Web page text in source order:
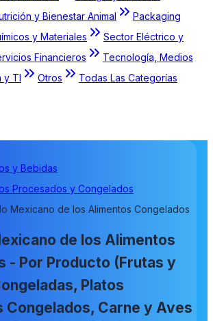
y Bienestar Animal
Packaging
y Materiales
Sector Eléctrico y
Financieros
Tecnología, Medios
y TI
Otros
Todas Las Categorías
y Bebidas
Procesados y Congelados
Mexicano de los Alimentos Congelados
de los Alimentos
- Por Producto (Frutas y
Platos
Congelados, Carne y Aves